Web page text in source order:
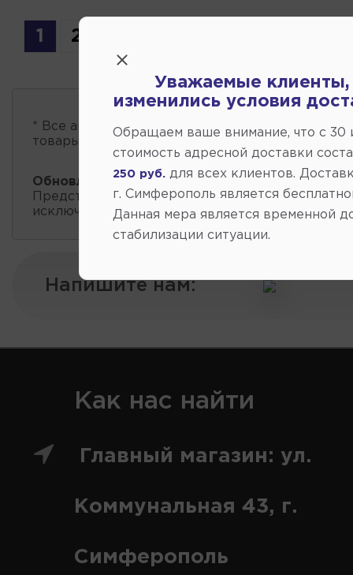
1 2
* Все автозапчасти
,
товары проходит несколько раз в сутки.
Обновление остатков и цен:
07:40 2026-08-06
Представленные данные о запчастях на этой
исключительно информационный характер.
Напишите нам:
Как нас найти
Главный магазин: ул.
Коммунальная 43, г.
Симферополь
Уважаемые клиенты,
изменились условия
Обращаем ваше внимание, что c 30
стоимость адресной доставки
250 руб. для всех клиентов.
г. Симферополь является
Данная мера является временной
стабилизации ситуации.